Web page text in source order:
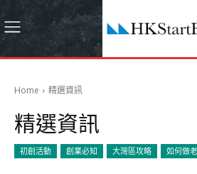
Home 精選資訊
精選資訊
初創活動 創業必知 大灣區攻略 如何做